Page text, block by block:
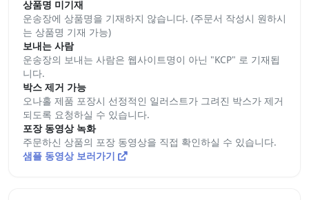
상품명 미기재
운송장에 상품명을 기재하지 않습니다. (주문서 작성시 원하시
는 상품명 기재 가능)
보내는 사람
운송장의 보내는 사람은 웹사이트명이 아닌 "KCP" 로 기재됩
니다.
박스 제거 가능
오나홀 제품 포장시 선정적인 일러스트가 그려진 박스가 제거
되도록 요청하실 수 있습니다.
포장 동영상 녹화
주문하신 상품의 포장 동영상을 직접 확인하실 수 있습니다.
샘플 동영상 보러가기